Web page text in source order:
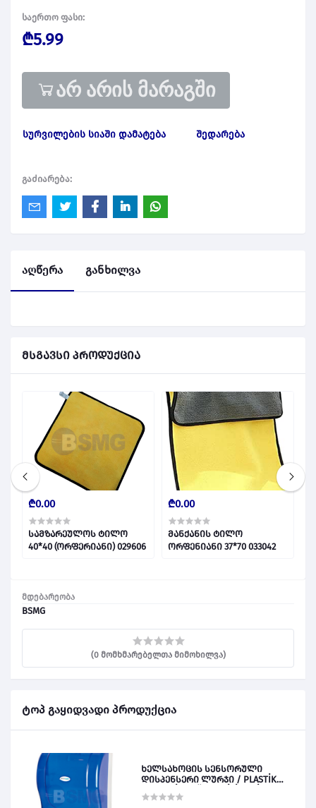
საერთო ფასი:
₾5.99
არ არის მარაგში
სურვილების სიაში დამატება შედარება
გაძიარება:
მდებარეობა
BSMG
(0 მომხმარებელთა მიმოხილვა)
ტოპ გაყიდვადი პროდუქცია
ხელსახოცის სენსორული
დისპენსერი ლურჯი / PLASTİK
აღწერა განხილვა
მსგავსი პროდუქცია
₾0.00
სამზარეულოს ტილო
40*40 (ორფერიანი) 029606
₾0.00
მანქანის ტილო
ორფენიანი 37*70 033042